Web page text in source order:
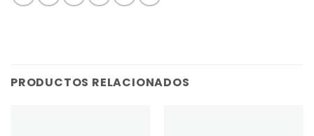
PRODUCTOS RELACIONADOS